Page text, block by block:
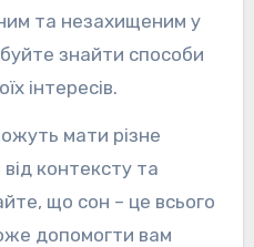
та незахищеним у
знайти способи
інтересів.
мати різне
контексту та
що сон – це всього
допомогти вам